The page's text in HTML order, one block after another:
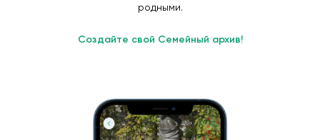
родными.
Создайте свой Семейный архив!